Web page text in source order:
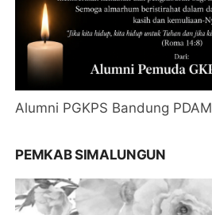
Alumni PGKPS Bandung PDAM
PEMKAB SIMALUNGUN